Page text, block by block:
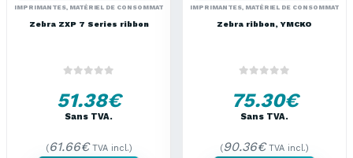
IMPRIMANTES, MATÉRIEL DE CONSOMMATION
Zebra ZXP 7 Series ribbon
51.38€
Sans TVA.
(61.66€TVA incl.)
IMPRIMANTES, MATÉRIEL DE CONSOMMATION
Zebra ribbon, YMCKO
75.30€
Sans TVA.
(90.36€ TVA incl.)